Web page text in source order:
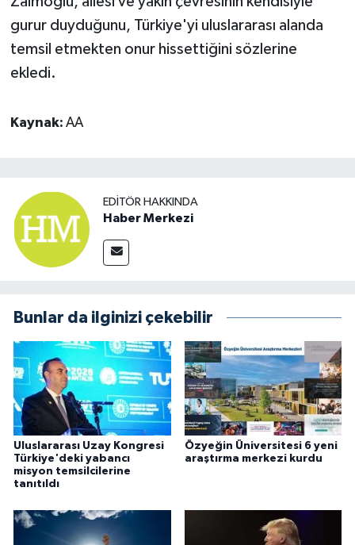
gurur duyduğunu, Türkiye'yi uluslararası alanda
temsil etmekten onur hissettiğini sözlerine
ekledi.
Kaynak: AA
EDITÖR HAKKINDA
Haber Merkezi
Bunlar da ilginizi çekebilir
Uluslararası Uzay Kongresi
Türkiye'deki yabancı
misyon temsilcilerine
tanıtıldı
Özyeğin Üniversitesi 6 yeni
araştırma merkezi kurdu